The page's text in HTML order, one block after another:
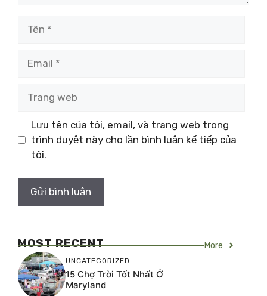
Lưu tên của tôi, email, và trang web trong
trình duyệt này cho lần bình luận kế tiếp của
tôi.
MOST RECENT More
UNCATEGORIZED
15 Chợ Trời Tốt Nhất Ở
Maryland